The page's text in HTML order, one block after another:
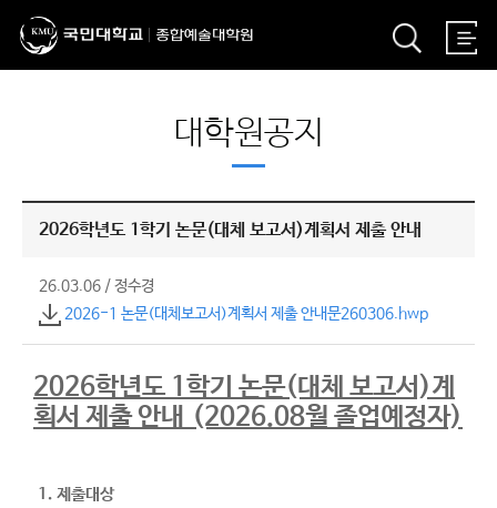
대학원공지
2026학년도 1학기 논문(대체 보고서)계획서 제출 안내
26.03.06 /정수경
2026-1 논문(대체보고서)계획서 제출 안내문260306.hwp
2026학년도 1학기 논문(대체 보고서)계
획서 제출 안내 (2026.08월 졸업예정자)
1. 제출대상